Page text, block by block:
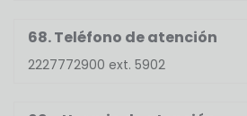
68. Teléfono de atención
2227772900 ext. 5902